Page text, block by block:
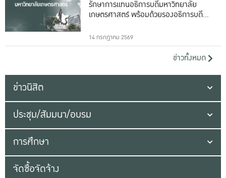
รักษาการแทนอธิการบดีมหาวิทยาลัย
เกษตรศาสตร์ พร้อมด้วยรองอธิการบดีทั้ง
14 กรกฎาคม 2569
ข่าวทั้งหมด
ข่าวนิสิต
ประชุม/สัมมนา/อบรม
การศึกษา
จัดซื้อจัดจ้าง